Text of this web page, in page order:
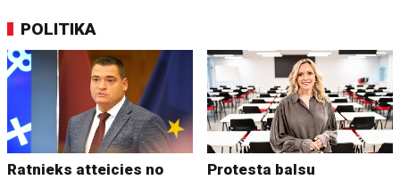
POLITIKA
Ratnieks atteicies no
Protesta balsu